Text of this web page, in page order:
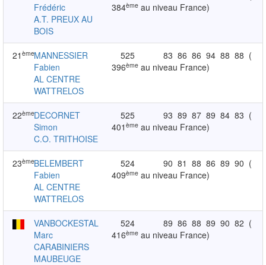
Frédéric
A.T. PREUX AU
BOIS
384èmeau niveau France)
21 èmeMANNESSIER
Fabien
AL CENTRE
WATTRELOS
525 83 86 86 94 88 88 (
396èmeau niveau France)
22èmeDECORNET
Simon
C.O. TRITHOISE
525 93 89 87 89 84 83 (
401 èmeau niveau France)
23èmeBELEMBERT
Fabien
AL CENTRE
WATTRELOS
524 90 81 88 86 89 90 (
409èmeau niveau France)
VANBOCKESTAL
Marc
CARABINIERS
MAUBEUGE
524 89 86 88 89 90 82 (
416èmeau niveau France)